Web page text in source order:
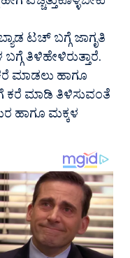
ಟಚ್ ಬಗ್ಗೆ ಜಾಗೃತಿ
ತಿಳಿಹೇಳಿರುತ್ತಾರೆ.
ಮಾಡಲು ಹಾಗೂ
ಕರೆ ಮಾಡಿ ತಿಳಿಸುವಂತೆ
ಹಾಗೂ ಮಕ್ಕಳ